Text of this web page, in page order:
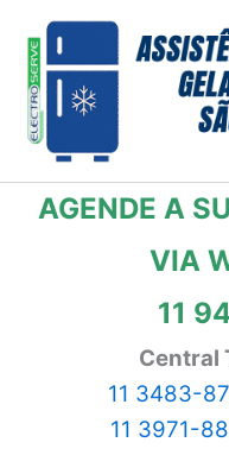
para
conteúdo
AGENDE A
VIA
11
Central
11 3483-
11 3971-